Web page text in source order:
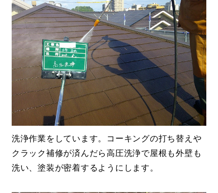
洗浄作業をしています。コーキングの打ち替えや
クラック補修が済んだら高圧洗浄で屋根も外壁も
洗い、塗装が密着するようにします。